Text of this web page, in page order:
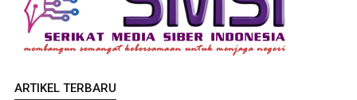
ARTIKEL TERBARU